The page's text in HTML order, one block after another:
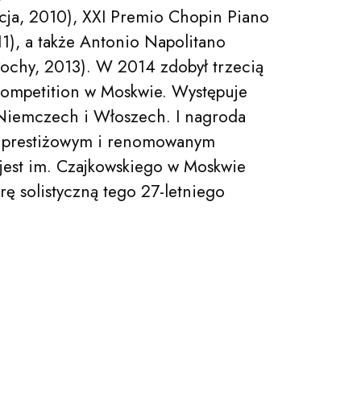
2010), XXI Premio Chopin Piano
a także Antonio Napolitano
2013). W 2014 zdobył trzecią
w Moskwie. Występuje
i Włoszech. I nagroda
i renomowanym
im. Czajkowskiego w Moskwie
solistyczną tego 27-letniego